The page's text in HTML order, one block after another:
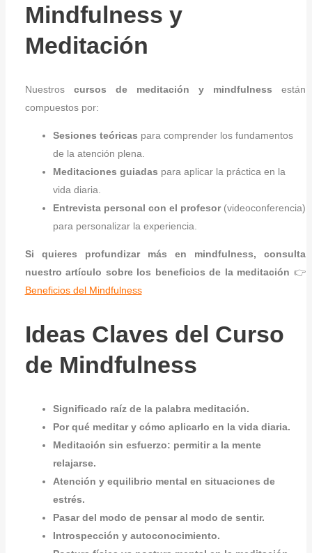
Mindfulness y
Meditación
Nuestros cursos de meditación y mindfulness están
compuestos por:
Sesiones teóricas para comprender los fundamentos
de la atención plena.
Meditaciones guiadas para aplicar la práctica en la
vida diaria.
Entrevista personal con el profesor(videoconferencia)
para personalizar la experiencia.
Si quieres profundizar más en mindfulness, consulta
nuestro artículo sobre los beneficios de la meditación 👉
Beneficios del Mindfulness
Ideas Claves del Curso
de Mindfulness
Significado raíz de la palabra meditación.
Por qué meditar y cómo aplicarlo en la vida diaria.
Meditación sin esfuerzo: permitir a la mente
relajarse.
Atención y equilibrio mental en situaciones de
estrés.
Pasar del modo de pensar al modo de sentir.
Introspección y autoconocimiento.